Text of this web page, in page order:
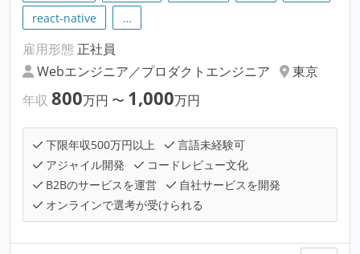
react-native
…
雇用形態 正社員
Webエンジニア／プロダクトエンジニア
東京
年収 800万円 〜 1,000万円
下限年収500万円以上
言語未経験可
アジャイル開発
コードレビュー文化
B2Bのサービスを運営
自社サービスを開発
オンラインで選考が受けられる